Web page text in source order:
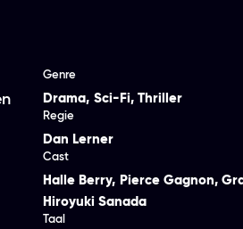
Genre
Drama, Sci-Fi, Thriller
Regie
Dan Lerner
Cast
Halle Berry, Pierce Gagnon,
Hiroyuki Sanada
Taal